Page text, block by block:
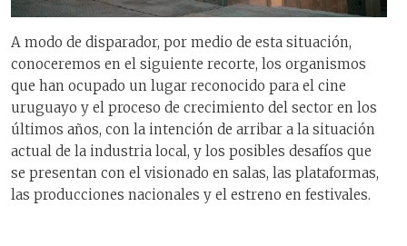
A modo de disparador, por medio de esta situación,
conoceremos en el siguiente recorte, los organismos
que han ocupado un lugar reconocido para el cine
uruguayo y el proceso de crecimiento del sector en los
últimos años, con la intención de arribar a la situación
actual de la industria local, y los posibles desafíos que
se presentan con el visionado en salas, las plataformas,
las producciones nacionales y el estreno en festivales.